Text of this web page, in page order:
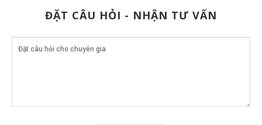
ĐẶT CÂU HỎI - NHẬN TƯ VẤN